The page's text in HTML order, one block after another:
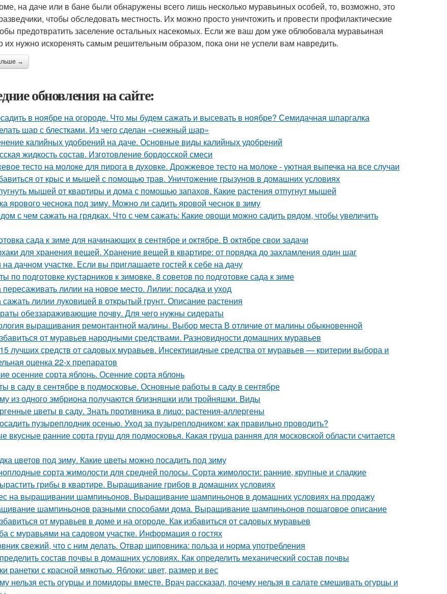
на даче или в бане были обнаружены всего лишь несколько муравьиных особей, то, возможно, это
чтобы обследовать местность. Их можно просто уничтожить и провести профилактические
предотвратить заселение остальных насекомых. Если же ваш дом уже облюбовала муравьиная
их нужно искоренять самым решительным образом, пока они не успели вам навредить.
→
обновления на сайте:
в ноябре на огороде. Что мы будем сажать и высевать в ноябре? Семидачная шпаргалка
шар с блестками. Из чего сделан «снежный шар»
калийных удобрений на даче. Основные виды калийных удобрений
жидкость состав. Изготовление бордосской смеси
тесто на молоке для пирога в духовке. Дрожжевое тесто на молоке - уютная выпечка на все случаи
от крыс и мышей с помощью трав. Уничтожение грызунов в домашних условиях
мышей от квартиры и дома с помощью запахов. Какие растения отпугнут мышей
ярового чеснока под зиму. Можно ли садить яровой чеснок в зиму
с чем сажать на грядках. Что с чем сажать: Какие овощи можно садить рядом, чтобы увеличить
сада к зиме для начинающих в сентябре и октябре. В октябре свои задачи
для хранения вещей. Хранение вещей в квартире: от порядка до захламления один шаг
на дачном участке. Если вы приглашаете гостей к себе на дачу
по подготовке кустарников к зимовке. 8 советов по подготовке сада к зиме
пересаживать лилии на новое место. Лилии: посадка и уход
сажать лилии луковицей в открытый грунт. Описание растения
обеззараживающие почву. Для чего нужны сидераты
выращивания ремонтантной малины. Выбор места В отличие от малины обыкновенной
от муравьев народными средствами. Разновидности домашних муравьев
лучших средств от садовых муравьев. Инсектицидные средства от муравьев — критерии выбора и
оценка 22-х препаратов
осенние сорта яблонь. Осенние сорта яблонь
в саду в сентябре в подмосковье. Основные работы в саду в сентябре
из одного эмбриона получаются близняшки или тройняшки. Виды
цветы в саду. Знать противника в лицо: растения-аллергены
пузыреплодник осенью. Уход за пузыреплодником: как правильно проводить?
вкусные ранние сорта груш для подмосковья. Какая груша ранняя для московской области считается
цветов под зиму. Какие цветы можно посадить под зиму
сорта жимолости для средней полосы. Сорта жимолости: ранние, крупные и сладкие
грибы в квартире. Выращивание грибов в домашних условиях
на выращивании шампиньонов. Выращивание шампиньонов в домашних условиях на продажу
шампиньонов разными способами дома. Выращивание шампиньонов пошаговое описание
от муравьев в доме и на огороде. Как избавиться от садовых муравьев
с муравьями на садовом участке. Информация о гостях
свежий, что с ним делать. Отвар шиповника: польза и норма употребления
состав почвы в домашних условиях. Как определить механический состав почвы
ранетки с красной мякотью. Яблоки: цвет, размер и вес
нельзя есть огурцы и помидоры вместе. Врач рассказал, почему нельзя в салате смешивать огурцы и